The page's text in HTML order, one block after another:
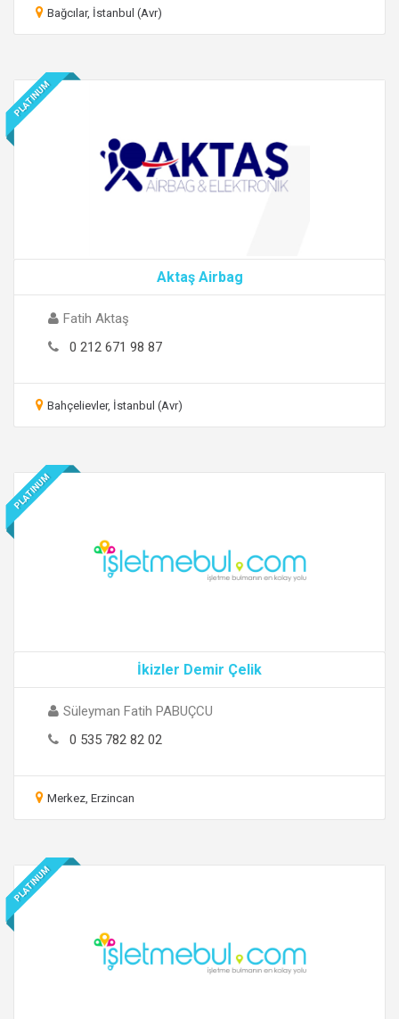
Bağcılar, İstanbul (Avr)
PLATINUM
Aktaş Airbag
Fatih Aktaş
0 212 671 98 87
Bahçelievler, İstanbul (Avr)
PLATINUM
İkizler Demir Çelik
Süleyman Fatih PABUÇCU
0 535 782 82 02
Merkez, Erzincan
PLATINUM